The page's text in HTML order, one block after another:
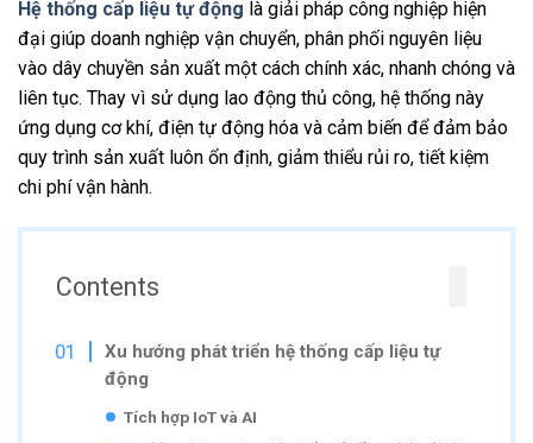
Hệ thống cấp liệu tự động là giải pháp công nghiệp hiện
đại giúp doanh nghiệp vận chuyển, phân phối nguyên liệu
vào dây chuyền sản xuất một cách chính xác, nhanh chóng và
liên tục. Thay vì sử dụng lao động thủ công, hệ thống này
ứng dụng cơ khí, điện tự động hóa và cảm biến để đảm bảo
quy trình sản xuất luôn ổn định, giảm thiểu rủi ro, tiết kiệm
chi phí vận hành.
Contents
Xu hướng phát triển hệ thống cấp liệu tự
động
Tích hợp IoT và AI